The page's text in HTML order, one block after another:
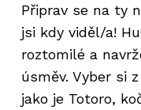
Připrav se na ty
jsi kdy viděl/a!
roztomilé a
úsměv. Vyber si
jako je Totoro,